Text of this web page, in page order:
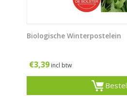
Biologische Winterpostelein
€3,39 incl btw
Bestel